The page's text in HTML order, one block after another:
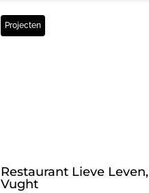
Projecten
Restaurant Lieve Leven,
Vught